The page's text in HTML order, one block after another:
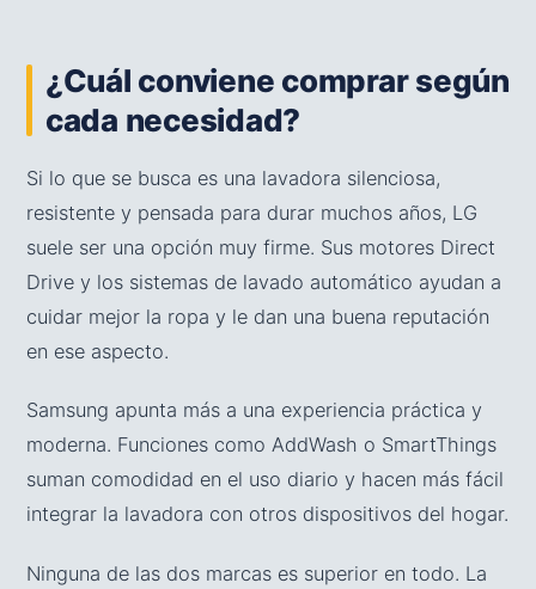
¿Cuál conviene comprar según
cada necesidad?
Si lo que se busca es una lavadora silenciosa,
resistente y pensada para durar muchos años, LG
suele ser una opción muy firme. Sus motores Direct
Drive y los sistemas de lavado automático ayudan a
cuidar mejor la ropa y le dan una buena reputación
en ese aspecto.
Samsung apunta más a una experiencia práctica y
moderna. Funciones como AddWash o SmartThings
suman comodidad en el uso diario y hacen más fácil
integrar la lavadora con otros dispositivos del hogar.
Ninguna de las dos marcas es superior en todo. La